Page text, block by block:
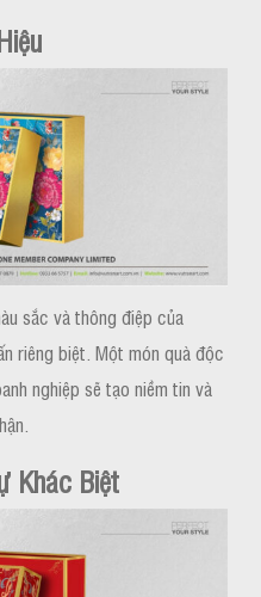
sắc và thông điệp của
riêng biệt. Một món quà độc
nghiệp sẽ tạo niềm tin và
Khác Biệt